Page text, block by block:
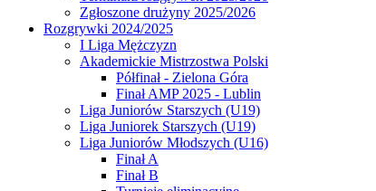
Zgłoszone drużyny 2025/2026
Rozgrywki 2024/2025
I Liga Mężczyzn
Akademickie Mistrzostwa Polski
Półfinał - Zielona Góra
Finał AMP 2025 - Lublin
Liga Juniorów Starszych (U19)
Liga Juniorek Starszych (U19)
Liga Juniorów Młodszych (U16)
Finał A
Finał B